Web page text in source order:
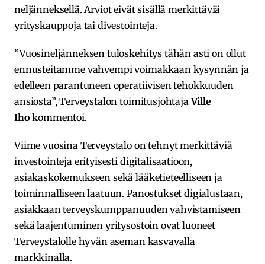
neljänneksellä. Arviot eivät sisällä merkittäviä
yrityskauppoja tai divestointeja.
”Vuosineljänneksen tuloskehitys tähän asti on ollut
ennusteitamme vahvempi voimakkaan kysynnän ja
edelleen parantuneen operatiivisen tehokkuuden
ansiosta”, Terveystalon toimitusjohtajaVille
Iho kommentoi.
Viime vuosina Terveystalo on tehnyt merkittäviä
investointeja erityisesti digitalisaatioon,
asiakaskokemukseen sekä lääketieteelliseen ja
toiminnalliseen laatuun. Panostukset digialustaan,
asiakkaan terveyskumppanuuden vahvistamiseen
sekä laajentuminen yritysostoin ovat luoneet
Terveystalolle hyvän aseman kasvavalla
markkinalla.